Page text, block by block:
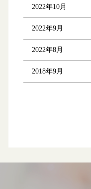
2022年10月
2022年9月
2022年8月
2018年9月